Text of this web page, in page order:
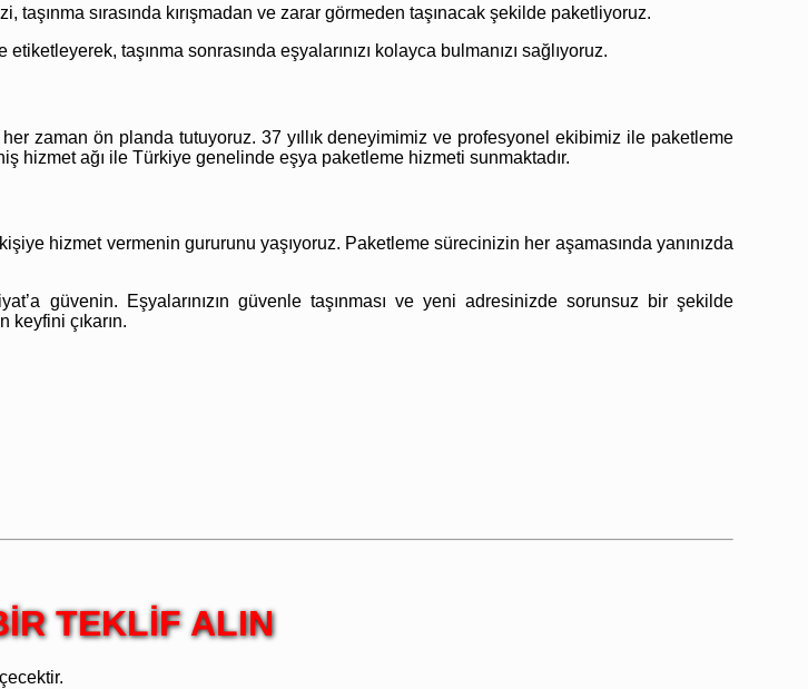
taşınma sırasında kırışmadan ve zarar görmeden taşınacak şekilde paketliyoruz.
taşınma sonrasında eşyalarınızı kolayca bulmanızı sağlıyoruz.
zaman ön planda tutuyoruz. 37 yıllık deneyimimiz ve profesyonel ekibimiz ile paketleme
hizmet ağı ile Türkiye genelinde eşya paketleme hizmeti sunmaktadır.
hizmet vermenin gururunu yaşıyoruz. Paketleme sürecinizin her aşamasında yanınızda
güvenin. Eşyalarınızın güvenle taşınması ve yeni adresinizde sorunsuz bir şekilde
keyfini çıkarın.
TEKLİF ALIN